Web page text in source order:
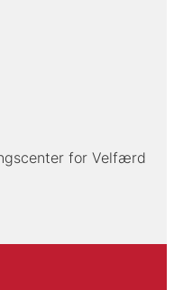
for Velfærd